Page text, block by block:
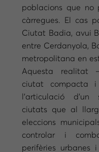
poblacions que no
càrregues. El cas
Ciutat Badia, avui
entre Cerdanyola,
metropolitana en
Aquesta realitat
ciutat compacta
l’articulació
ciutats que al
eleccions
controlar i
perifèries urbanes